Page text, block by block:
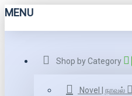
MENU
Shop by Category
Novel | நாவல்